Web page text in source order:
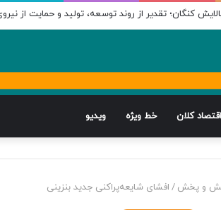
کنگان؛ تقدیر از روند توسعه، تولید و حمایت از
اقتصاد کلان خط ویژه ویدیو
و پخش / افشای شایعه‌پراکنی جدید بنزینی